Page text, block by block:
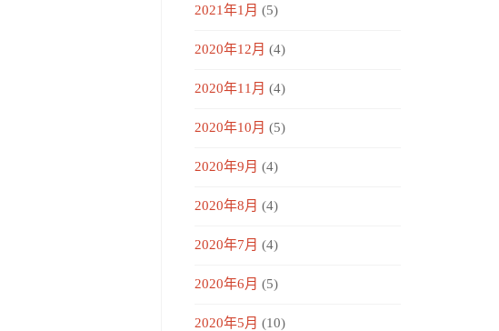
2021年1月 (5)
2020年12月 (4)
2020年11月 (4)
2020年10月 (5)
2020年9月 (4)
2020年8月 (4)
2020年7月 (4)
2020年6月 (5)
2020年5月 (10)